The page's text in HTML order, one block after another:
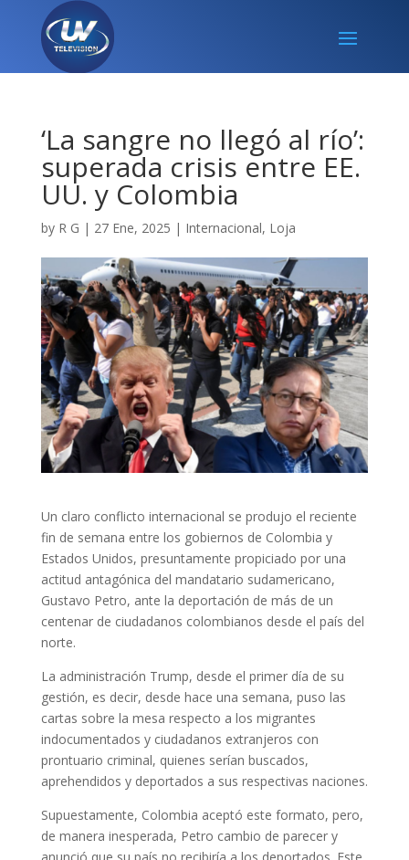
‘La sangre no llegó al río’:
superada crisis entre EE.
UU. y Colombia
by R G | 27 Ene, 2025 | Internacional, Loja
Un claro conflicto internacional se produjo el reciente
fin de semana entre los gobiernos de Colombia y
Estados Unidos, presuntamente propiciado por una
actitud antagónica del mandatario sudamericano,
Gustavo Petro, ante la deportación de más de un
centenar de ciudadanos colombianos desde el país del
norte.
La administración Trump, desde el primer día de su
gestión, es decir, desde hace una semana, puso las
cartas sobre la mesa respecto a los migrantes
indocumentados y ciudadanos extranjeros con
prontuario criminal, quienes serían buscados,
aprehendidos y deportados a sus respectivas naciones.
Supuestamente, Colombia aceptó este formato, pero,
de manera inesperada, Petro cambio de parecer y